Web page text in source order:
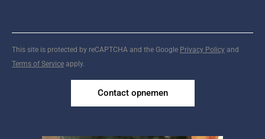
This site is protected by reCAPTCHA and the Google Privacy Policy and
Terms of Service apply.
Contact opnemen